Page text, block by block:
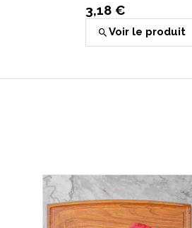
3,18 €
Voir le produit
Aloyau